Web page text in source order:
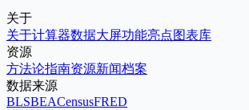
关于
关于计算器数据大屏功能亮点图表库
资源
方法论指南资源新闻档案
数据来源
BLSBEACensusFRED